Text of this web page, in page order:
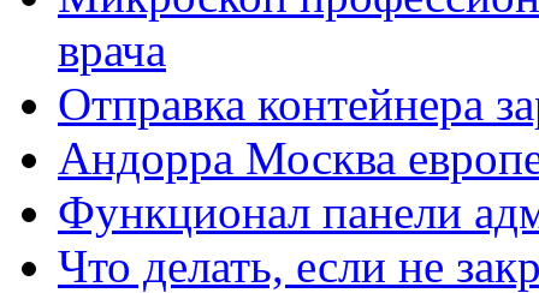
врача
Отправка контейнера
Андорра Москва
Функционал панели
Что делать, если не